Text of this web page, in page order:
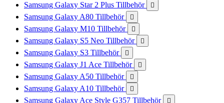
Samsung Galaxy Star 2 Plus Tillbehör 
Samsung Galaxy A80 Tillbehör 
Samsung Galaxy M10 Tillbehör 
Samsung Galaxy S5 Neo Tillbehör 
Samsung Galaxy S3 Tillbehör 
Samsung Galaxy J1 Ace Tillbehör 
Samsung Galaxy A50 Tillbehör 
Samsung Galaxy A10 Tillbehör 
Samsung Galaxy Ace Style G357 Tillbehör 